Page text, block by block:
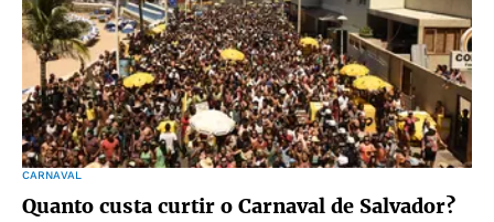
CARNAVAL
Quanto custa curtir o Carnaval de Salvador?